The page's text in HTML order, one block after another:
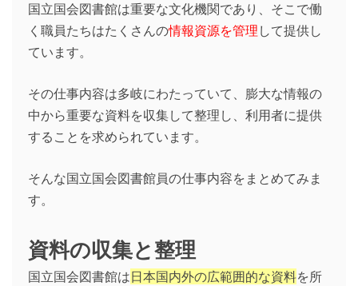
国立国会図書館は重要な文化機関であり、そこで働
く職員たちはたくさんの情報資源を管理 して提供し
ています。
その仕事内容は多岐にわたっていて、膨大な情報の
中から重要な資料を収集して整理し、利用者に提供
することを求められています。
そんな国立国会図書館員の仕事内容をまとめてみま
す。
資料の収集と整理
国立国会図書館は日本国内外の広範囲的な資料を所